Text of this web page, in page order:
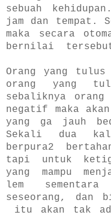
sebuah
jam dan tempat.
maka secara
bernilai
Orang yang tulus
orang yang
sebaliknya orang
negatif maka
yang ga jauh
Sekali dua
berpura2
tapi untuk
yang mampu
lem
seseorang, dan
itu akan tak